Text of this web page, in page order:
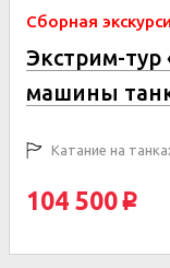
Сборная
Экстрим-
машины
Катание на
104 500 p